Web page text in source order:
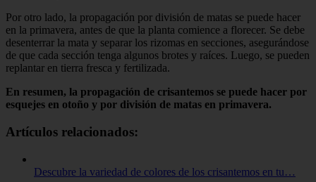
Por otro lado, la propagación por división de matas se puede hacer
en la primavera, antes de que la planta comience a florecer. Se debe
desenterrar la mata y separar los rizomas en secciones, asegurándose
de que cada sección tenga algunos brotes y raíces. Luego, se pueden
replantar en tierra fresca y fertilizada.
En resumen, la propagación de crisantemos se puede hacer por
esquejes en otoño y por división de matas en primavera.
Artículos relacionados:
Descubre la variedad de colores de los crisantemos en tu…